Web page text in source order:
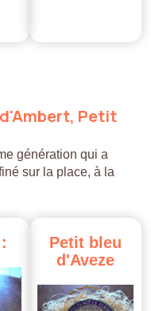
d'Ambert, Petit
génération qui a
sur la place, à la
: Petit bleu
d'Aveze